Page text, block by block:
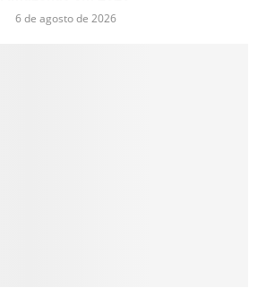
6 de agosto de 2026